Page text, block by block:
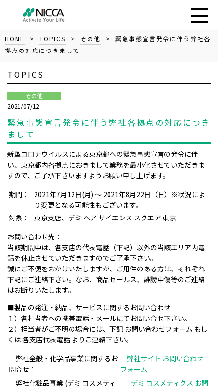
HOME > TOPICS > その他
> 緊急事態宣言発令に伴う弊社各
拠点の対応につきまして
TOPICS
その他
2021/07/12
緊急事態宣言発令に伴う弊社各拠点の対応につき
まして
新型コロナウイルスによる東京都への緊急事態宣言の発令に伴
い、 東京都内各拠点におきまして業務を最小化させていただきま
すので、ご了承下さいますようお願い申し上げます。
期間：
2021年7月12日(月) ～ 2021年8月22日（日）※状況によ
り変更となる可能性もございます。
対象：
東京支店、デミ ヘア サイエンス スクエア 東京
お問い合わせ先：
当該期間中は、各支店の代表電話（下記）以外の当該エリア内電
話を休止させていただきますのでご了承下さい。
誠にご不便をおかけいたしますが、ご用件のある方は、それぞれ
下記にご連絡下さい。なお、商品セールス、誹謗中傷等のご連絡
はお断りいたします。
■製品の発注・納品、サービスに関するお問い合わせ
１）各担当者への携帯電話・メールにてお問い合せ下さい。
２）担当者がご不明の場合には、下記 お問い合わせフォーム もし
くは 各支店代表電話 よりご連絡下さい。
弊社全般・化学品事業に関するお
問合せ：
弊社サイト お問い合わせ
フォーム
弊社化粧品事業 (デミ コスメティ
デミ コスメティクス お問